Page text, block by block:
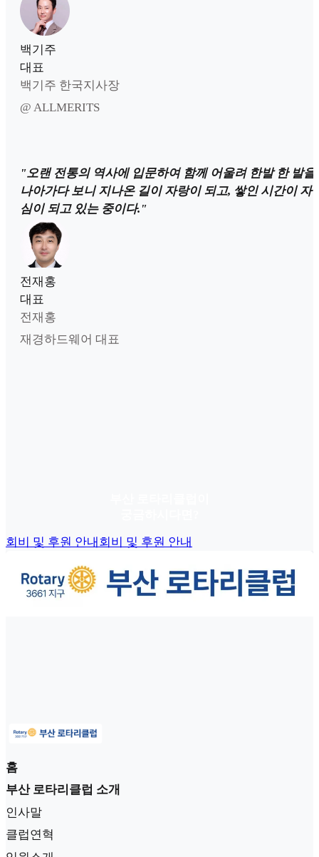
백기주
대표
백기주 한국지사장
@ ALLMERITS
"오랜 전통의 역사에 입문하여 함께 어울려 한발 한 발을
나아가다 보니 지나온 길이 자랑이 되고, 쌓인 시간이 자
심이 되고 있는 중이다."
전재홍
대표
전재홍
재경하드웨어 대표
회비 및 후원 안내회비 및 후원 안내
홈
부산 로타리클럽 소개
인사말
클럽연혁